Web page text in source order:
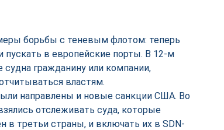
борьбы с теневым флотом: теперь
пускать в европейские порты. В 12-м
судна гражданину или компании,
властям.
направлены и новые санкции США. Во
отслеживать суда, которые
в третьи страны, и включать их в SDN-